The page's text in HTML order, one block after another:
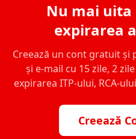
Nu mai uita
expirarea
Creează un cont gratuit și
și e-mail cu 15 zile, 2
expirarea ITP-ului, RCA-
Creează